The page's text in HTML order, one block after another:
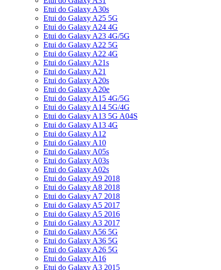
Etui do Galaxy A30s
Etui do Galaxy A25 5G
Etui do Galaxy A24 4G
Etui do Galaxy A23 4G/5G
Etui do Galaxy A22 5G
Etui do Galaxy A22 4G
Etui do Galaxy A21s
Etui do Galaxy A21
Etui do Galaxy A20s
Etui do Galaxy A20e
Etui do Galaxy A15 4G/5G
Etui do Galaxy A14 5G/4G
Etui do Galaxy A13 5G A04S
Etui do Galaxy A13 4G
Etui do Galaxy A12
Etui do Galaxy A10
Etui do Galaxy A05s
Etui do Galaxy A03s
Etui do Galaxy A02s
Etui do Galaxy A9 2018
Etui do Galaxy A8 2018
Etui do Galaxy A7 2018
Etui do Galaxy A5 2017
Etui do Galaxy A5 2016
Etui do Galaxy A3 2017
Etui do Galaxy A56 5G
Etui do Galaxy A36 5G
Etui do Galaxy A26 5G
Etui do Galaxy A16
Etui do Galaxy A3 2015